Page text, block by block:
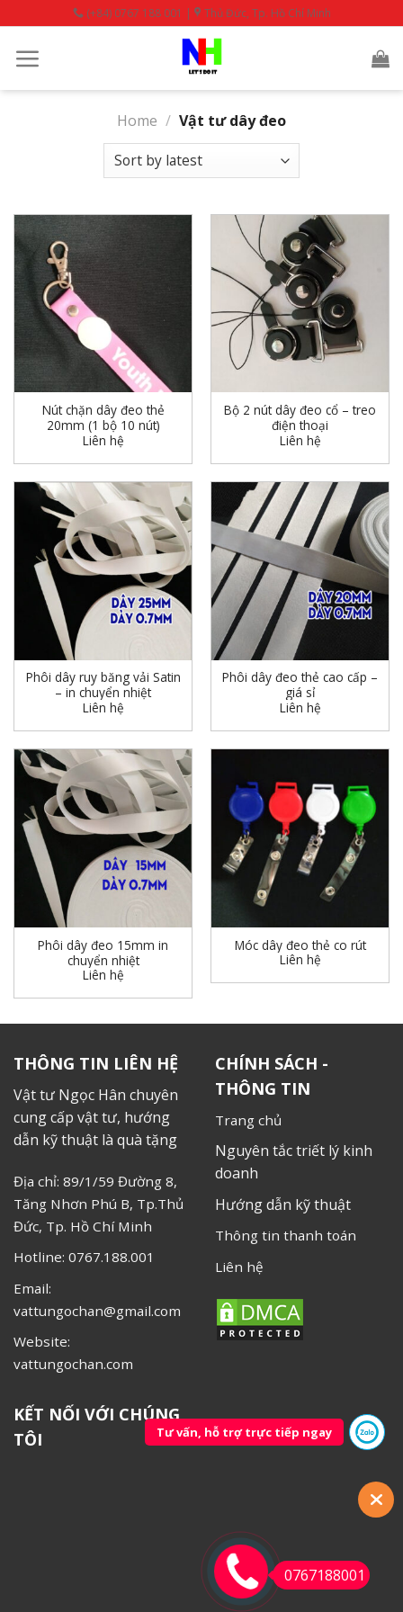
to
content
(+84) 0767 188 001 | Thủ Đức, Tp. Hồ Chí Minh
Home / Vật tư dây đeo
Nút chặn dây đeo thẻ
20mm (1 bộ 10 nút)
Liên hệ
Bộ 2 nút dây đeo cổ – treo
điện thoại
Liên hệ
Phôi dây ruy băng vải Satin
– in chuyển nhiệt
Liên hệ
Phôi dây đeo thẻ cao cấp –
giá sỉ
Liên hệ
Phôi dây đeo 15mm in
chuyển nhiệt
Liên hệ
Móc dây đeo thẻ co rút
Liên hệ
THÔNG TIN LIÊN HỆ
Vật tư Ngọc Hân chuyên
cung cấp vật tư, hướng
dẫn kỹ thuật là quà tặng
Địa chỉ: 89/1/59 Đường 8,
Tăng Nhơn Phú B, Tp.Thủ
Đức, Tp. Hồ Chí Minh
Hotline: 0767.188.001
Email:
vattungochan@gmail.com
Website:
vattungochan.com
CHÍNH SÁCH -
THÔNG TIN
Trang chủ
Nguyên tắc triết lý kinh
doanh
Hướng dẫn kỹ thuật
Thông tin thanh toán
Liên hệ
KẾT NỐI VỚI CHÚNG
TÔI
0767188001
Tư vấn, hỗ trợ trực tiếp ngay